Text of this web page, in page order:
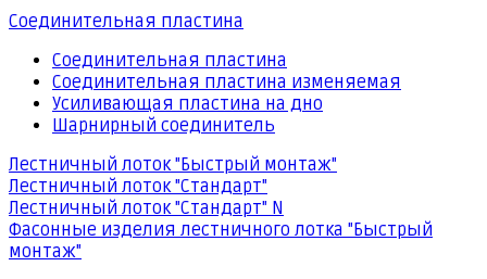
Соединительная пластина
Соединительная пластина
Соединительная пластина изменяемая
Усиливающая пластина на дно
Шарнирный соединитель
Лестничный лоток "Быстрый монтаж"
Лестничный лоток "Стандарт"
Лестничный лоток "Стандарт" N
Фасонные изделия лестничного лотка "Быстрый
монтаж"